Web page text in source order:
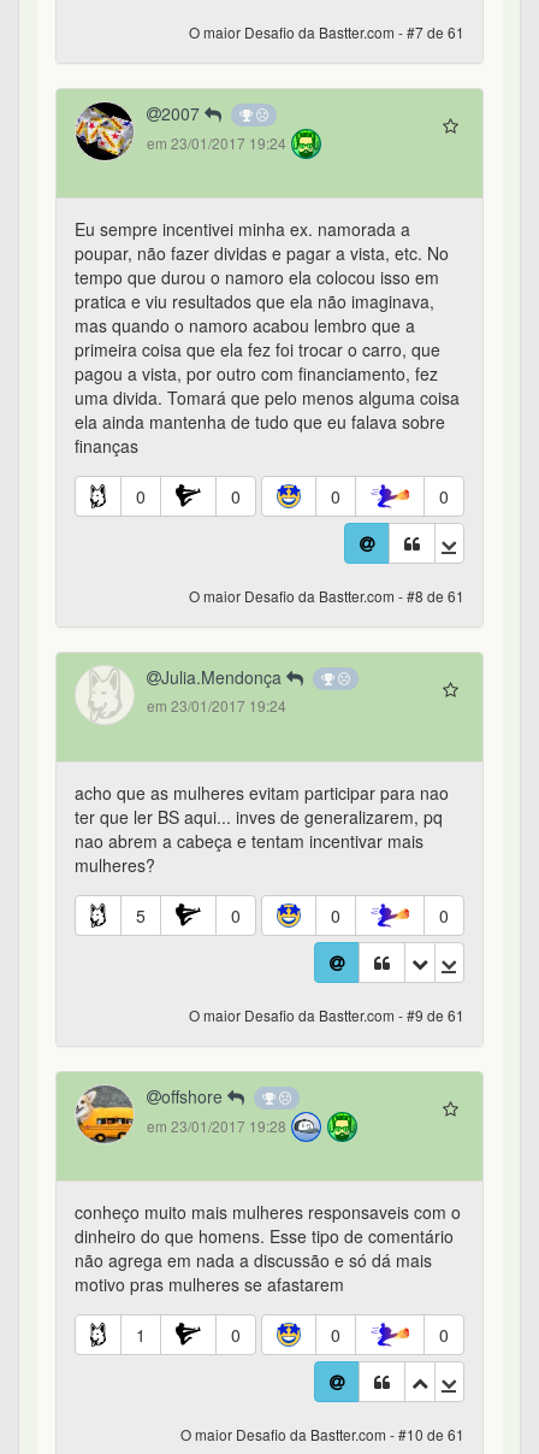
O maior Desafio da Bastter.com - #7 de 61
2007
em 23/01/2017 19:24
Eu sempre incentivei minha ex. namorada a
poupar, não fazer dividas e pagar a vista, etc. No
tempo que durou o namoro ela colocou isso em
pratica e viu resultados que ela não imaginava,
mas quando o namoro acabou lembro que a
primeira coisa que ela fez foi trocar o carro, que
pagou a vista, por outro com financiamento, fez
uma divida. Tomará que pelo menos alguma coisa
ela ainda mantenha de tudo que eu falava sobre
finanças
0 0 0 0
O maior Desafio da Bastter.com - #8 de 61
Julia.Mendonça
em 23/01/2017 19:24
acho que as mulheres evitam participar para nao
ter que ler BS aqui... inves de generalizarem, pq
nao abrem a cabeça e tentam incentivar mais
mulheres?
5 0 0 0
O maior Desafio da Bastter.com - #9 de 61
offshore
em 23/01/2017 19:28
conheço muito mais mulheres responsaveis com o
dinheiro do que homens. Esse tipo de comentário
não agrega em nada a discussão e só dá mais
motivo pras mulheres se afastarem
1 0 0 0
O maior Desafio da Bastter.com - #10 de 61